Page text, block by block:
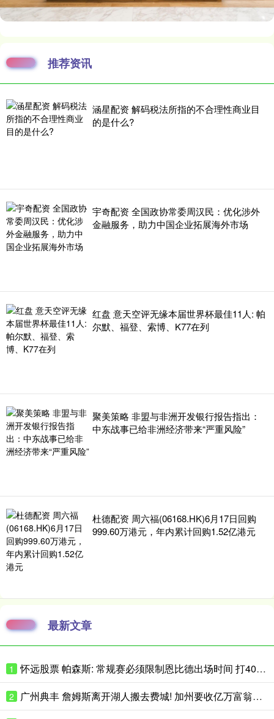
推荐资讯
涵星配资 解码税法所指的不合理性商业目
的是什么?
宇奇配资 全国政协常委周汉民：优化涉外
金融服务，助力中国企业拓展海外市场
红盘 意天空评无缘本届世界杯最佳11人: 帕
尔默、福登、索博、K77在列
聚美策略 非盟与非洲开发银行报告指出：
中东战事已给非洲经济带来“严重风险”
杜德配资 周六福(06168.HK)6月17日回购
999.60万港元，年内累计回购1.52亿港元
最新文章
1 怀远股票 帕森斯: 常规赛必须限制恩比德出场时间 打40场&每场25分钟就行了
2 广州典丰 詹姆斯离开湖人搬去费城! 加州要收亿万富翁税, 搬走也白搭?